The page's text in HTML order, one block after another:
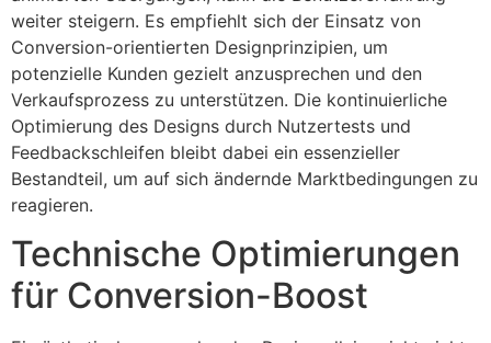
weiter steigern. Es empfiehlt sich der Einsatz von
Conversion-orientierten Designprinzipien, um
potenzielle Kunden gezielt anzusprechen und den
Verkaufsprozess zu unterstützen. Die kontinuierliche
Optimierung des Designs durch Nutzertests und
Feedbackschleifen bleibt dabei ein essenzieller
Bestandteil, um auf sich ändernde Marktbedingungen zu
reagieren.
Technische Optimierungen
für Conversion-Boost